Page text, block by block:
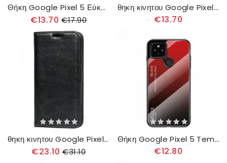
Θήκη Google Pixel 5 Εύκαμπτη Υφή Ινών Άνθρακα
€13.70 €17.90
θηκη κινητου Google Pixel 5 Βουρτσισμένη Ίνα Άνθρακα
€13.70
θηκη κινητου Google Pixel 5 Θήκη Flip Γνήσιο Δέρμα
€23.10 €31.10
Θήκη Google Pixel 5 Tempered Glass Γεια Σας
€12.80